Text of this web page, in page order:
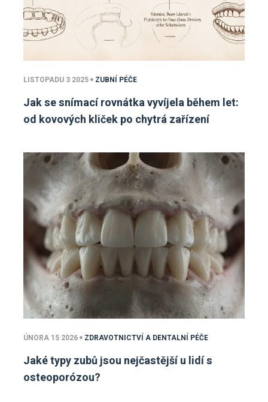
LISTOPADU 3 2025 ZUBNÍ PÉČE
Jak se snímací rovnátka vyvíjela během let:
od kovových kliček po chytrá zařízení
ÚNORA 15 2026 ZDRAVOTNICTVÍ A DENTALNÍ PÉČE
Jaké typy zubů jsou nejčastější u lidí s
osteoporózou?